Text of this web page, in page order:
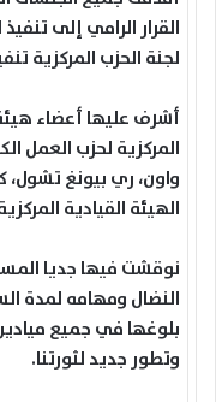
القرار الرامي إلى
لجنة الحزب المركزية
أشرف عليها أعضاء
المركزية لحزب العمل
واون، ري بيونغ
الهيئة القيادية
نوقشت فيها جديا
النضال ومهامه لمدة
بلوغها في جميع
وتطور جديد لثورتنا.